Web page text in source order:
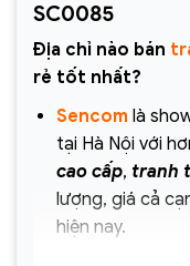
SC0085
Địa chỉ nào bán
rẻ tốt nhất?
Sencomlà
tại Hà Nội với
cao cấp, tranh
lượng, giá cả
hiện nay.